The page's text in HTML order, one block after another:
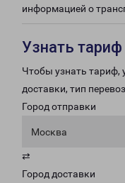
информацией о
Узнать
Чтобы узнать тариф,
доставки, тип
Город отправки
Москва
⇄
Город доставки